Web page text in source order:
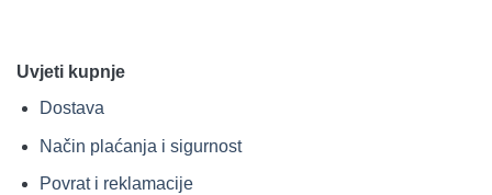
Uvjeti kupnje
Dostava
Način plaćanja i sigurnost
Povrat i reklamacije